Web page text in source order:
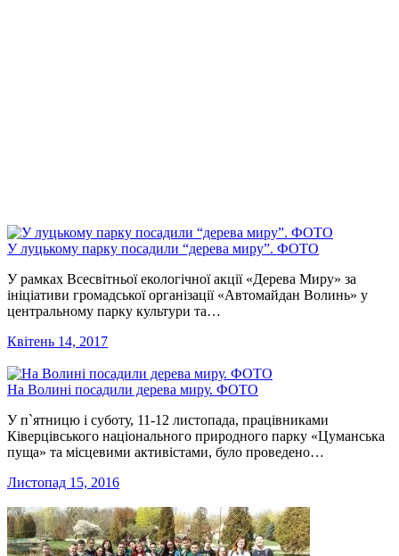
У луцькому парку посадили “дерева миру”. ФОТО
У рамках Всесвітньої екологічної акції «Дерева Миру» за
ініціативи громадської організації «Автомайдан Волинь» у
центральному парку культури та…
Квітень 14, 2017
На Волині посадили дерева миру. ФОТО
У п`ятницю і суботу, 11-12 листопада, працівниками
Ківерцівського національного природного парку «Цуманська
пуща» та місцевими активістами, було проведено…
Листопад 15, 2016